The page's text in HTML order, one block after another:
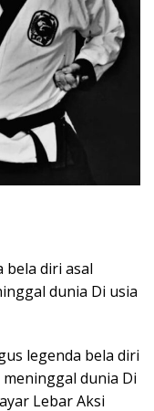
bela diri asal
dunia Di usia
legenda bela diri
dunia Di
Lebar Aksi